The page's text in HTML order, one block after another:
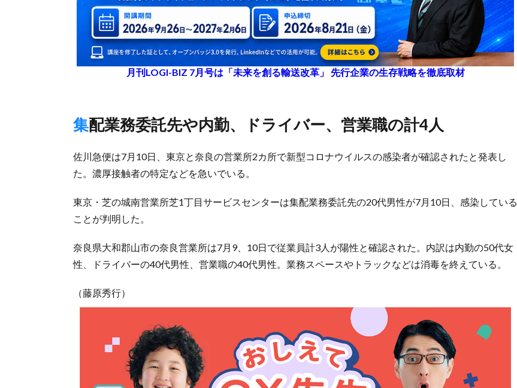
月刊LOGI-BIZ 7月号は「未来を創る輸送改革」 先行企業の生存戦略を徹底取材
集配業務委託先や内勤、ドライバー、営業職の計4人
佐川急便は7月10日、東京と奈良の営業所2カ所で新型コロナウイルスの感染者が確認されたと発表し
た。濃厚接触者の特定などを急いでいる。
東京・芝の城南営業所芝1丁目サービスセンターは集配業務委託先の20代男性が7月10日、感染している
ことが判明した。
奈良県大和郡山市の奈良営業所は7月9、10日で従業員計3人が陽性と確認された。内訳は内勤の50代女
性、ドライバーの40代男性、営業職の40代男性。業務スペースやトラックなどは消毒を終えている。
（藤原秀行）